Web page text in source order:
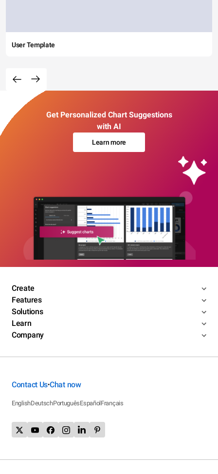
User Template
Get Personalized Chart Suggestions
with AI
Learn more
Create
Features
Solutions
Learn
Company
Contact Us•Chat now
EnglishDeutschPortuguêsEspañolFrançais